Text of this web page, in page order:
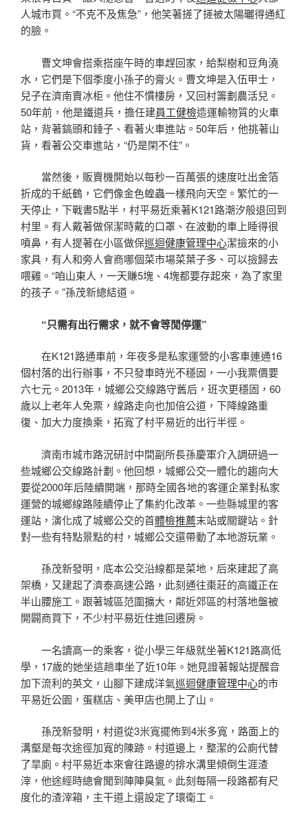
人城市買。“不克不及焦急”，他笑著搓了搓被太陽曬得通紅
的臉。
曹文坤會搭乘搭座午時的車趕回家，給梨樹和豆角澆
水，它們是下個季度小孫子的膏火。曹文坤是入伍甲士，
兒子在濟南賣冰柜。他住不慣樓房，又回村籌劃農活兒。
50年前，他是鐵道兵，擔任建員工健檢造運輸物質的火車
站，背著鎬頭和錘子、看著火車進站。50年后，他挑著山
貨，看著公交車進站，“仍是閑不住”。
當然後，販賣機開始以每秒一百萬張的速度吐出金箔
折成的千紙鶴，它們像金色蝗蟲一樣飛向天空。繁忙的一
天停止，下戰書5點半，村平易近乘著K121路潮汐般退回到
村里。有人戴著做保潔時戴的口罩、在波動的車上睡得很
噴鼻，有人提著在小區做保巡迴健康管理中心潔撿來的小
家具，有人和旁人會商哪個菜市場菜葉子多、可以撿歸去
喂雞。“咱山東人，一天賺5塊、4塊都要存起來，為了家里
的孩子。”孫茂新總結道。
“只需有出行需求，就不會等閒停運”
在K121路通車前，年夜多是私家運營的小客車連通16
個村落的出行辦事，不只發車時光不穩固，一小我票價要
六七元。2013年，城鄉公交線路守舊后，班次更穩固，60
歲以上老年人免票，線路走向也加倍公道，下降線路重
復、加大力度換乘，拓寬了村平易近的出行半徑。
濟南市城市路況研討中間副所長孫慶軍介入調研過一
些城鄉公交線路計劃。他回想，城鄉公交一體化的趨向大
要從2000年后陸續開端，那時全國各地的客運企業對私家
運營的城鄉線路陸續停止了集約化改革。一些縣城里的客
運站，演化成了城鄉公交的首體檢推薦末站或關鍵站。針
對一些有特點景點的村，城鄉公交還帶動了本地游玩業。
孫茂新發明，底本公交沿線都是菜地，后來建起了高
架橋，又建起了濟泰高速公路，此刻通往棗莊的高鐵正在
半山腰施工。跟著城區范圍擴大，鄰近郊區的村落地盤被
開闢商買下，不少村平易近住進回遷房。
一名讀高一的乘客，從小學三年級就坐著K121路高低
學，17歲的她坐這趟車坐了近10年。她見證著報站提醒音
加下流利的英文，山腳下建成洋氣巡迴健康管理中心的市
平易近公園，蛋糕店、美甲店也開上了山。
孫茂新發明，村道從3米寬擺佈到4米多寬，路面上的
溝壑是每次途徑加寬的陳跡。村道邊上，整潔的公廁代替
了旱廁。村平易近本來會往路邊的排水溝里傾倒生涯渣
滓，他途經時總會聞到陣陣臭氣。此刻每隔一段路都有尺
度化的渣滓箱，主干道上還設定了環衛工。